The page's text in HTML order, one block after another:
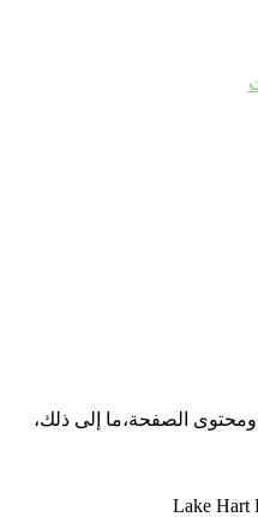
ومحتوى الصفحة،ما إلى ذلك،